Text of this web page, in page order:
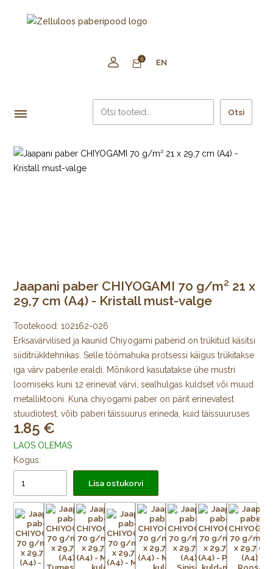
0 EN
Otsi
Jaapani paber CHIYOGAMI 70 g/m² 21 x
29,7 cm (A4) - Kristall must-valge
Tootekood: 102162-026
Erksavärvilised ja kaunid Chiyogami paberid on trükitud käsitsi
siiditrükktehnikas. Selle töömahuka protsessi käigus trükitakse
iga värv paberile eraldi. Mõnikord kasutatakse ühe mustri
loomiseks kuni 12 erinevat värvi, sealhulgas kuldset või muud
metalliktooni. Kuna chiyogami paber on pärit erinevatest
stuudiotest, võib paberi täissuurus erineda, kuid täissuuruses
lehe mustriline ala on alati 64 × 98 cm, mida ümbritseb igast
küljest trükkimata äär.
Algselt Edo ajastul välja töötatud jaapani värviliste
kujundustega mooruspuupaberid trükiti puulõigete abil
väikeste kodutarvikute katmiseks ja pabernukkude
meisterdamiseks. Tänapäeval trükitakse Chiyogamit kõikjal
Jaapanis käsitsi siiditrükis väikestes stuudiotes. Trükkimiseks
kasutatakse pleekimiskindlaid pigmente. Uusi mustreid, nii
traditsioonilisi kui ka kaasaegseid, toodetakse pidevalt
1.85
LAOS OLEMAS
Kogus:
Lisa ostukorvi